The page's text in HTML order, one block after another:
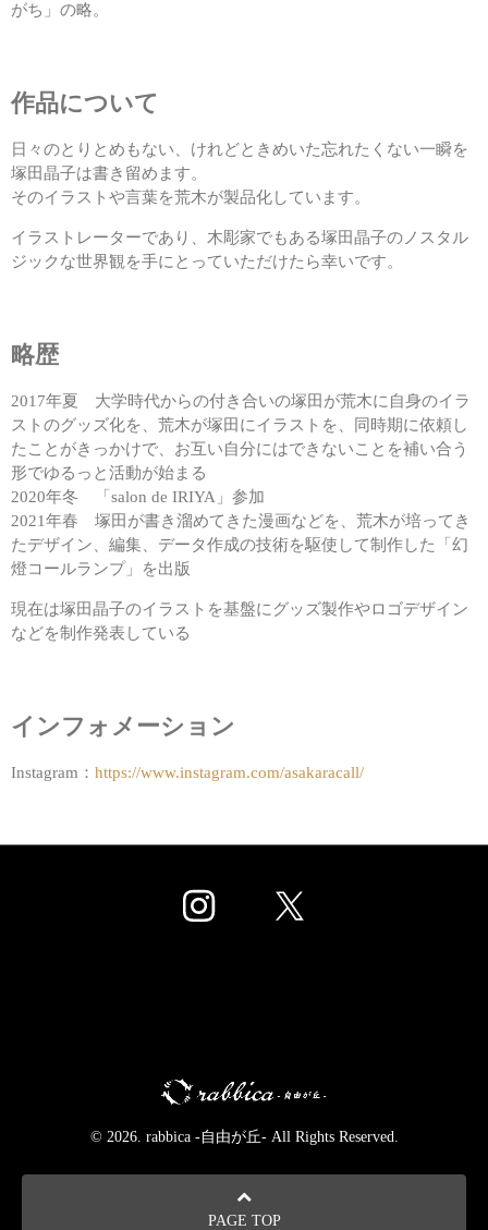
がち」の略。
作品について
日々のとりとめもない、けれどときめいた忘れたくない一瞬を
塚田晶子は書き留めます。
そのイラストや言葉を荒木が製品化しています。
イラストレーターであり、木彫家でもある塚田晶子のノスタル
ジックな世界観を手にとっていただけたら幸いです。
略歴
2017年夏 大学時代からの付き合いの塚田が荒木に自身のイラ
ストのグッズ化を、荒木が塚田にイラストを、同時期に依頼し
たことがきっかけで、お互い自分にはできないことを補い合う
形でゆるっと活動が始まる
2020年冬 「salon de IRIYA」参加
2021年春 塚田が書き溜めてきた漫画などを、荒木が培ってき
たデザイン、編集、データ作成の技術を駆使して制作した「幻
燈コールランプ」を出版
現在は塚田晶子のイラストを基盤にグッズ製作やロゴデザイン
などを制作発表している
インフォメーション
Instagram： https://www.instagram.com/asakaracall/
© 2026. rabbica -自由が丘- All Rights Reserved.
PAGE TOP